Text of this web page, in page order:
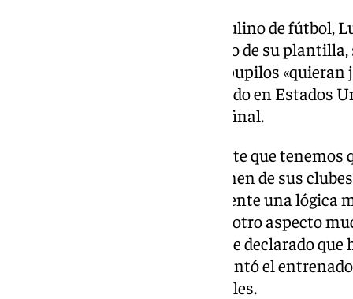
El seleccionador español masculino de fútbol,
«los egos son en positivo» dentro de su
«lógicamente» que «todos» sus pupilos
FIFA 2026, que se está disputando en Estados
puertas de los dieciseisavos de final.
«Hay un aspecto muy importante que tenemos
futbolistas que obviamente vienen de sus
vienen aquí y que, por simplemente una lógica
como primera opción. Pero hay otro aspecto
ambición que tienen, siempre he declarado
importante que todo eso», comentó el
rueda de prensa desde Los Ángeles.